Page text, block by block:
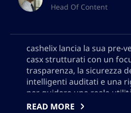
Head Of Content
cashelix lancia la sua pre-
casx strutturati con un
trasparenza, la sicurezza
intelligenti auditati e una
per guidare una reale
pagamenti blockchain.
READ MORE